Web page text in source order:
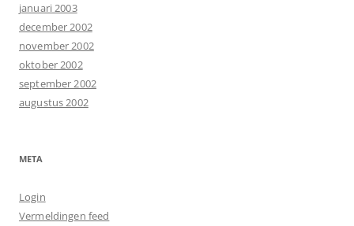
januari 2003
december 2002
november 2002
oktober 2002
september 2002
augustus 2002
META
Login
Vermeldingen feed